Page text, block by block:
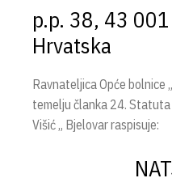
p.p. 38, 43
Hrvatska
Ravnateljica Opće bolnice
temelju članka 24. Statuta
Višić „ Bjelovar raspisuje: